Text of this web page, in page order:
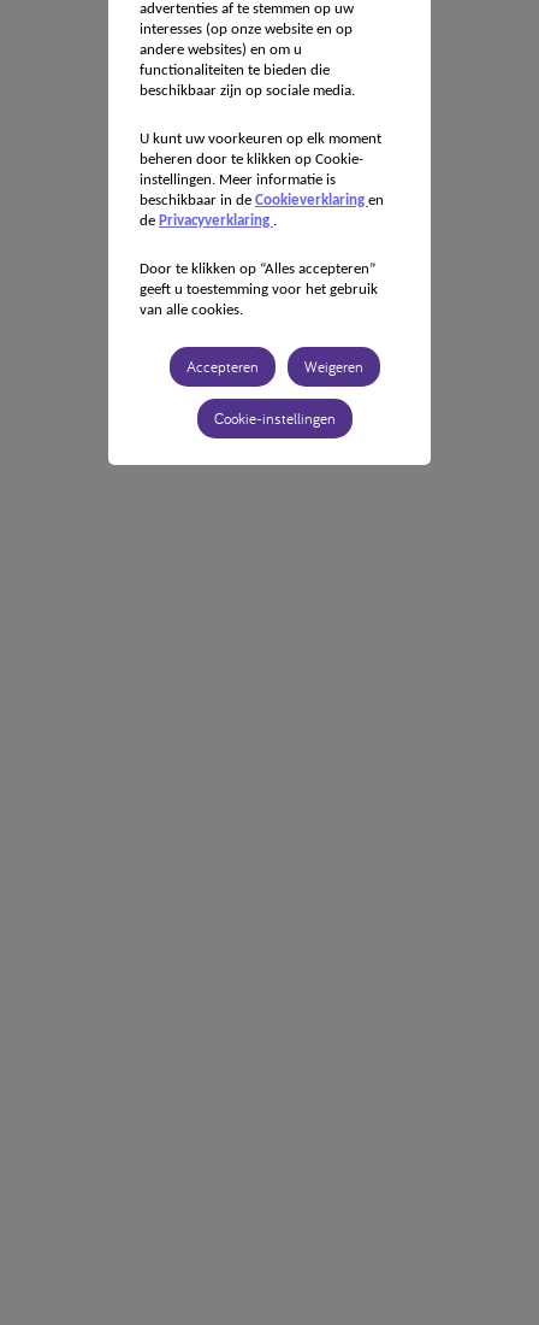
advertenties af te stemmen op uw
interesses (op onze website en op
andere websites) en om u
functionaliteiten te bieden die
beschikbaar zijn op sociale media.
U kunt uw voorkeuren op elk moment
beheren door te klikken op Cookie-
instellingen. Meer informatie is
beschikbaar in de Cookieverklaring en
de Privacyverklaring .
Door te klikken op “Alles accepteren”
geeft u toestemming voor het gebruik
van alle cookies.
Accepteren Weigeren
Cookie-instellingen